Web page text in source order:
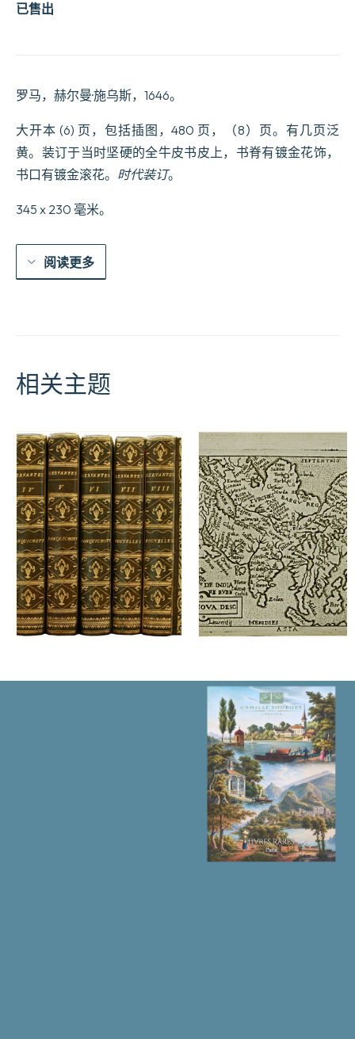
已售出
罗马，赫尔曼·施乌斯，1646。
大开本 (6) 页，包括插图，480 页，（8）页。有几页泛
黄。装订于当时坚硬的全牛皮书皮上，书脊有镀金花饰，
书口有镀金滚花。 时代装订。
345 x 230 毫米。
阅读更多
相关主题